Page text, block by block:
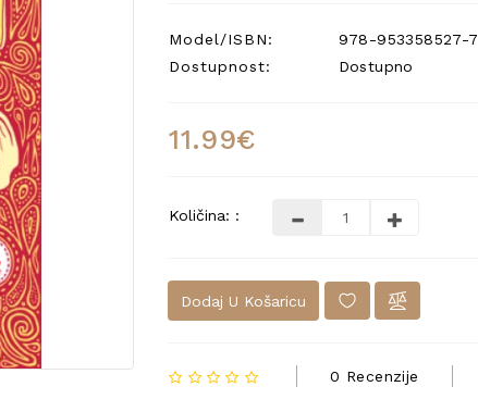
Model/ISBN:
978-953358527-7
Dostupnost:
Dostupno
11.99€
Količina: :
Dodaj U Košaricu
0 Recenzije